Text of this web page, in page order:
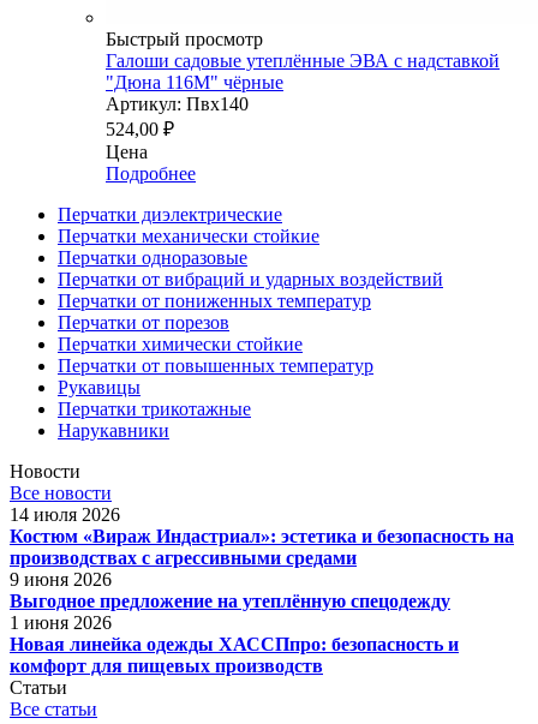
Быстрый просмотр
Галоши садовые утеплённые ЭВА с надставкой
"Дюна 116М" чёрные
Артикул: Пвх140
524,00 ₽
Цена
Подробнее
Перчатки диэлектрические
Перчатки механически стойкие
Перчатки одноразовые
Перчатки от вибраций и ударных воздействий
Перчатки от пониженных температур
Перчатки от порезов
Перчатки химически стойкие
Перчатки от повышенных температур
Рукавицы
Перчатки трикотажные
Нарукавники
Новости
Все новости
14 июля 2026
Костюм «Вираж Индастриал»: эстетика и безопасность на
производствах с агрессивными средами
9 июня 2026
Выгодное предложение на утеплённую спецодежду
1 июня 2026
Новая линейка одежды ХАССПпро: безопасность и
комфорт для пищевых производств
Статьи
Все статьи